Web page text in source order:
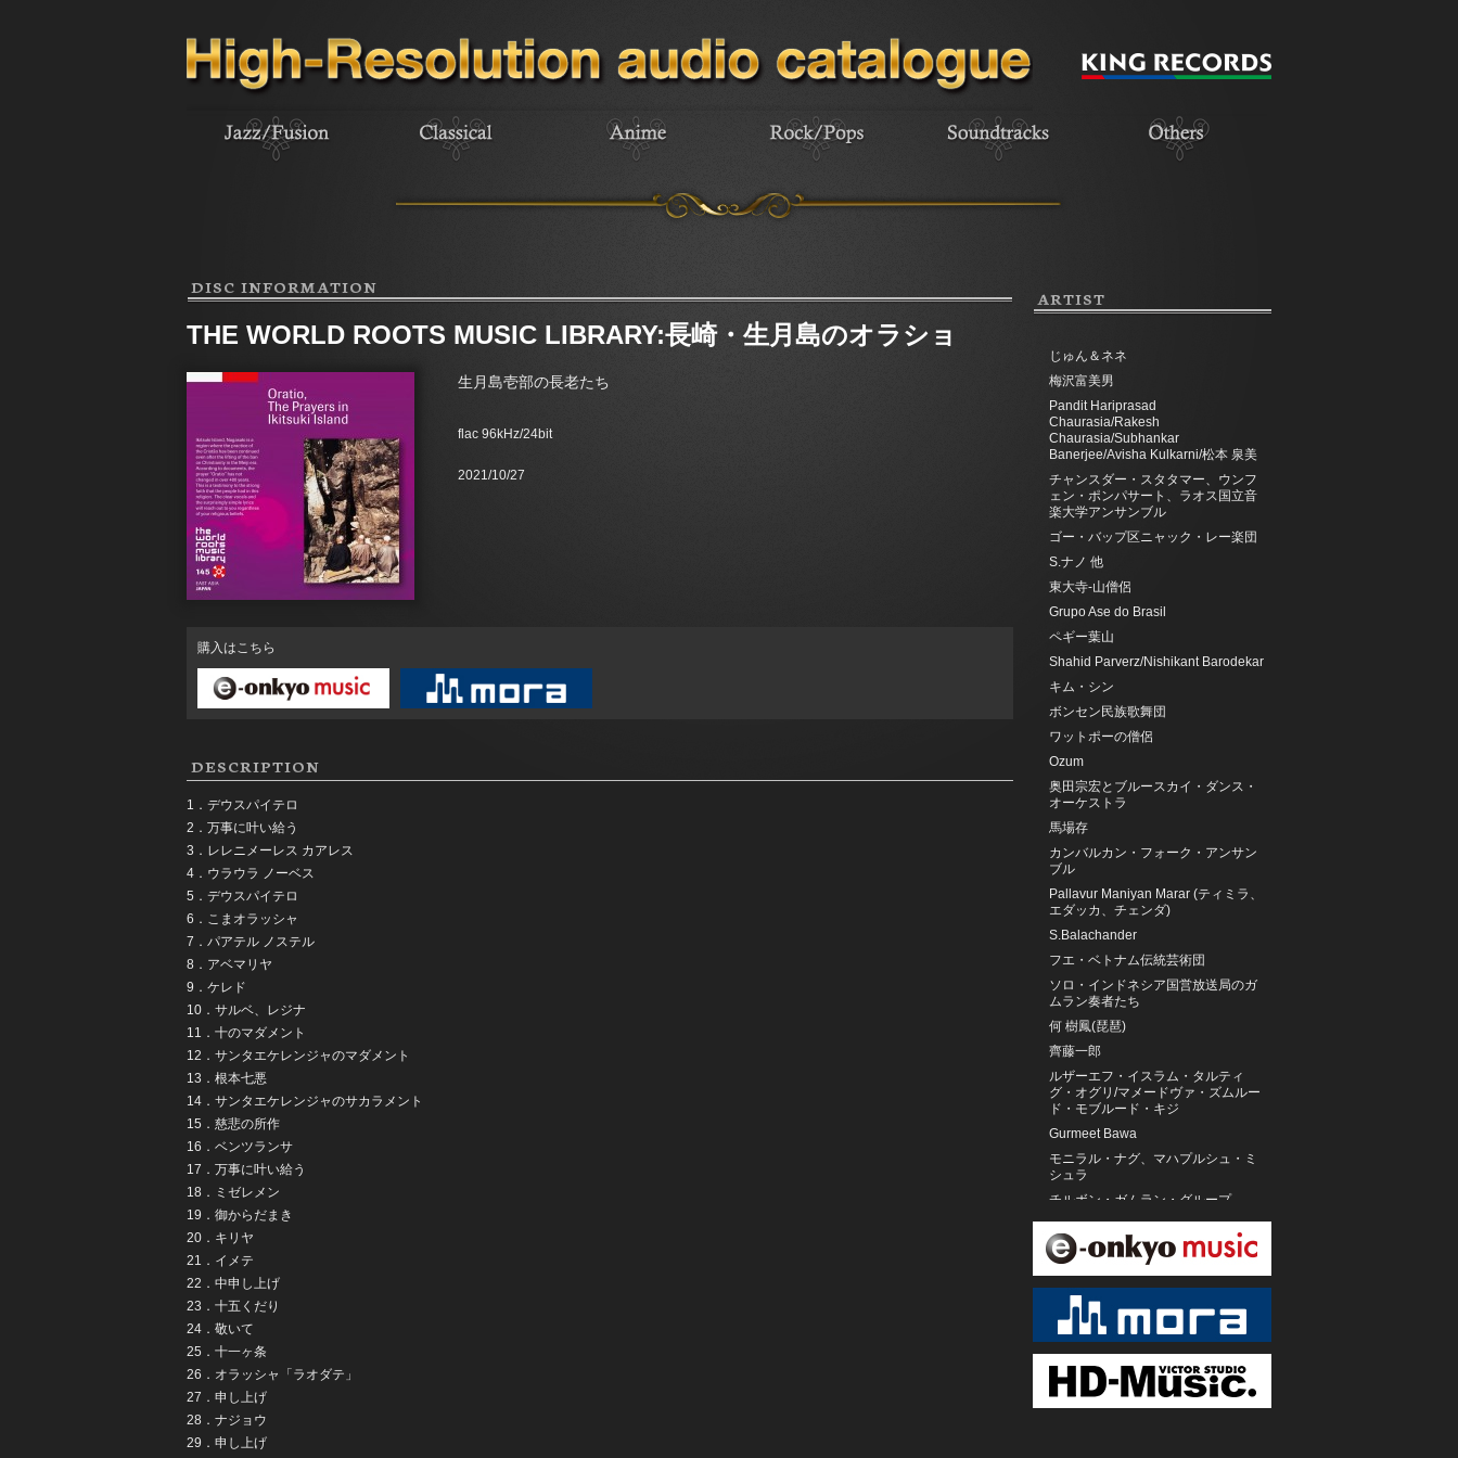
DISC INFORMATION
THE WORLD ROOTS MUSIC LIBRARY:長崎・生月島のオラショ
生月島壱部の長老たち
flac 96kHz/24bit
2021/10/27
購入はこちら
DESCRIPTION
1．デウスパイテロ
2．万事に叶い給う
3．レレニメーレス カアレス
4．ウラウラ ノーベス
5．デウスパイテロ
6．こまオラッシャ
7．パアテル ノステル
8．アベマリヤ
9．ケレド
10．サルベ、レジナ
11．十のマダメント
12．サンタエケレンジャのマダメント
13．根本七悪
14．サンタエケレンジャのサカラメント
15．慈悲の所作
16．ベンツランサ
17．万事に叶い給う
18．ミゼレメン
19．御からだまき
20．キリヤ
21．イメテ
22．中申し上げ
23．十五くだり
24．敬いて
25．十一ヶ条
26．オラッシャ「ラオダテ」
27．申し上げ
28．ナジョウ
29．申し上げ
ARTIST
じゅん＆ネネ
梅沢富美男
Pandit Hariprasad
Chaurasia/Rakesh
Chaurasia/Subhankar
Banerjee/Avisha Kulkarni/松本 泉美
チャンスダー・スタタマー、ウンフ
ェン・ポンパサート、ラオス国立音
楽大学アンサンブル
ゴー・バップ区ニャック・レー楽団
S.ナノ 他
東大寺-山僧侶
Grupo Ase do Brasil
ペギー葉山
Shahid Parverz/Nishikant Barodekar
キム・シン
ボンセン民族歌舞団
ワットポーの僧侶
Ozum
奥田宗宏とブルースカイ・ダンス・
オーケストラ
馬場存
カンバルカン・フォーク・アンサン
ブル
Pallavur Maniyan Marar (ティミラ、
エダッカ、チェンダ)
S.Balachander
フエ・ベトナム伝統芸術団
ソロ・インドネシア国営放送局のガ
ムラン奏者たち
何 樹鳳(琵琶)
齊藤一郎
ルザーエフ・イスラム・タルティ
グ・オグリ/マメードヴァ・ズムルー
ド・モブルード・キジ
Gurmeet Bawa
モニラル・ナグ、マハプルシュ・ミ
シュラ
チルボン・ガムラン・グループ
サラセアン・カラウィタン・スロカ
ルト
チ・ボラグ(馬頭琴)
シャハラーム・ナーゼリー
Jaffar Hussain Khan(主唱者(モホリ
ー)、ハルモニウム)/Ejaz Ahmad(副唱
ム)/Yawar Hussain(ドーラク)/Rafig
Ahmad(副唱者(ナーイブ・モホリ
ー))/Ghulam Sultan(タブラ)